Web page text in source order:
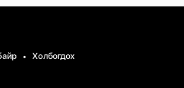
Холбогдох